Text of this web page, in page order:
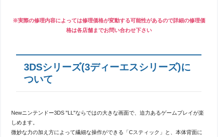
※実際の修理内容によっては修理価格が変動する可能性があるので詳細の修理価
格は各店舗までお問い合わせ下さい
3DSシリーズ(3ディーエスシリーズ)に
ついて
Newニンテンドー3DS "LL"ならではの大きな画面で、迫力あるゲームプレイが楽
しめます。
微妙な力の加え方によって繊細な操作ができる「Cスティック」と、本体背面に